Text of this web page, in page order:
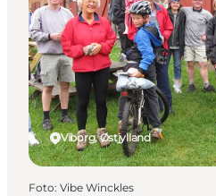
Viborg, Østjylland
Foto: Vibe Winckles